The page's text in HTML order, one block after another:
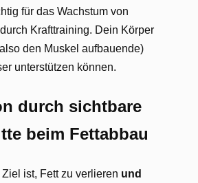
für das Wachstum von
Krafttraining. Dein Körper
den Muskel aufbauende)
unterstützen können.
durch sichtbare
beim Fettabbau
ist, Fett zu verlieren und